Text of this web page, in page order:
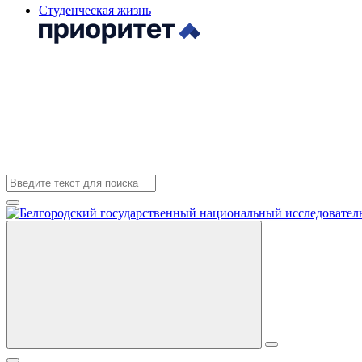
Студенческая жизнь